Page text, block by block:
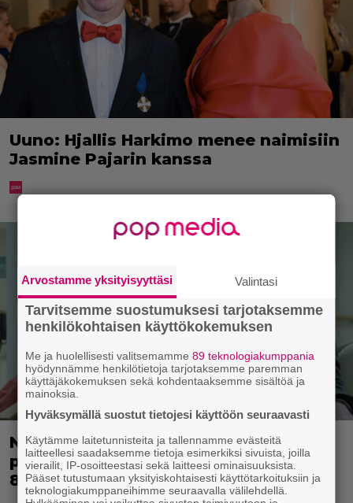
Uuno: Hjallis Harkimo menee naimisiin
Jasmine Pajarin kanssa
Nyt Netflixissä: Yksi viime vuosien
parhaista rikossarjoista – IMDB-arvio
8,8
Arvostamme yksityisyyttäsi Valintasi
Tarvitsemme suostumuksesi tarjotaksemme
henkilökohtaisen käyttökokemuksen
Me ja huolellisesti valitsemamme89 teknologiakumppania
hyödynnämme henkilötietoja tarjotaksemme paremman
käyttäjäkokemuksen sekä kohdentaaksemme sisältöä ja
mainoksia.
Hyväksymällä suostut tietojesi käyttöön seuraavasti
Käytämme laitetunnisteita ja tallennamme evästeitä
laitteellesi saadaksemme tietoja esimerkiksi sivuista, joilla
vierailit, IP-osoitteestasi sekä laitteesi ominaisuuksista.
Pääset tutustumaan yksityiskohtaisesti käyttötarkoituksiin ja
teknologiakumppaneihimme seuraavalla välilehdellä.